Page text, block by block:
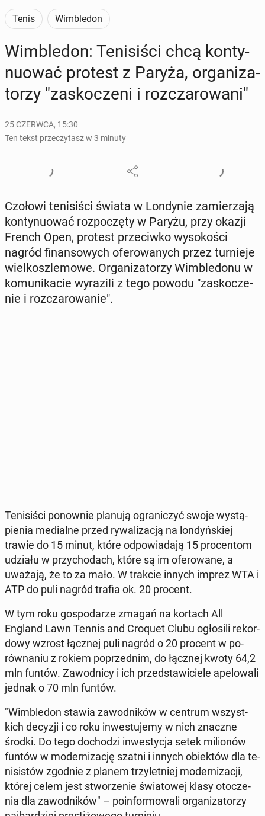
Tenis Wimbledon
Wim­ble­don: Te­ni­si­ści chcą kon­ty­
nu­ować protest z Paryża, or­ga­ni­za­
to­rzy "za­sko­cze­ni i roz­cza­ro­wa­ni"
25 CZERWCA, 15:30
Ten tekst przeczytasz w 3 minuty
Czołowi te­ni­si­ści świata w Lon­dy­nie za­mie­rza­ją
kon­ty­nu­ować roz­po­czę­ty w Paryżu, przy okazji
French Open, protest prze­ciw­ko wy­so­ko­ści
nagród fi­nan­so­wych ofe­ro­wa­nych przez tur­nie­je
wiel­kosz­le­mo­we. Or­ga­ni­za­to­rzy Wim­ble­do­nu w
ko­mu­ni­ka­cie wy­ra­zi­li z tego powodu "za­sko­cze­
nie i roz­cza­ro­wa­nie".
Te­ni­si­ści po­now­nie planują ogra­ni­czyć swoje wy­stą­
pie­nia me­dial­ne przed ry­wa­li­za­cją na lon­dyń­skiej
trawie do 15 minut, które od­po­wia­da­ją 15 pro­cen­tom
udziału w przy­cho­dach, które są im ofe­ro­wa­ne, a
uważają, że to za mało. W trakcie innych imprez WTA i
ATP do puli nagród trafia ok. 20 procent.
W tym roku go­spo­da­rze zmagań na kortach All
England Lawn Tennis and Croquet Clubu ogło­si­li re­kor­
do­wy wzrost łącznej puli nagród o 20 procent w po­
rów­na­niu z rokiem po­przed­nim, do łącznej kwoty 64,2
mln funtów. Za­wod­ni­cy i ich przed­sta­wi­cie­le ape­lo­wa­li
jednak o 70 mln funtów.
"Wim­ble­don stawia za­wod­ni­ków w centrum wszyst­
kich decyzji i co roku in­we­stu­je­my w nich znaczne
środki. Do tego do­cho­dzi in­we­sty­cja setek mi­lio­nów
funtów w mo­der­ni­za­cję szatni i innych obiek­tów dla te­
ni­si­stów zgodnie z planem trzy­let­niej mo­der­ni­za­cji,
której celem jest stwo­rze­nie świa­to­wej klasy oto­cze­
nia dla za­wod­ni­ków" – po­in­for­mo­wa­li or­ga­ni­za­to­rzy